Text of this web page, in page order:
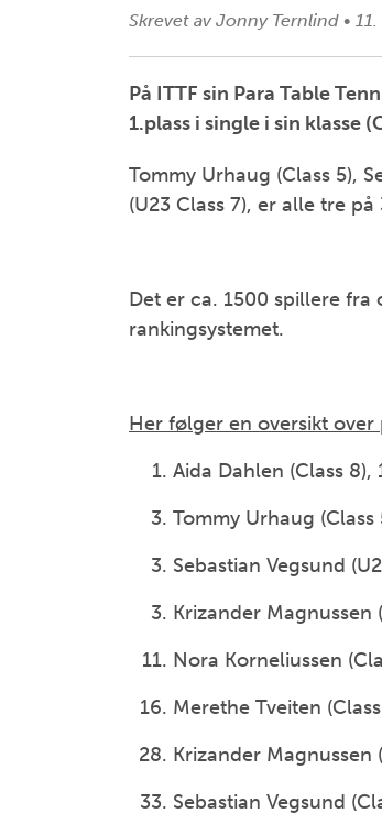
Skrevet av Jonny Ternlind •
På ITTF sin Para Table
1.plass i single i sin klasse
Tommy Urhaug (Class 5),
(U23 Class 7), er alle tre på
Det er ca. 1500 spillere
rankingsystemet.
Her følger en oversikt over
Aida Dahlen (Class 8),
Tommy Urhaug (Class
Sebastian Vegsund
Krizander Magnussen
Nora Korneliussen
Merethe Tveiten
Krizander Magnussen
Sebastian Vegsund